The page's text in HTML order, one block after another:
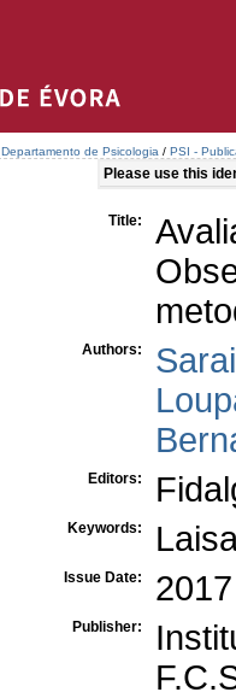
Departamento de Psicologia / PSI -
Please use this
Title:
Authors:
Editors:
Keywords:
Issue Date: 2017
Publisher: